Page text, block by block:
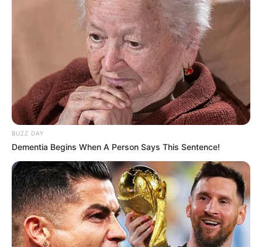
BUZZ DAY
Dementia Begins When A Person Says This Sentence!